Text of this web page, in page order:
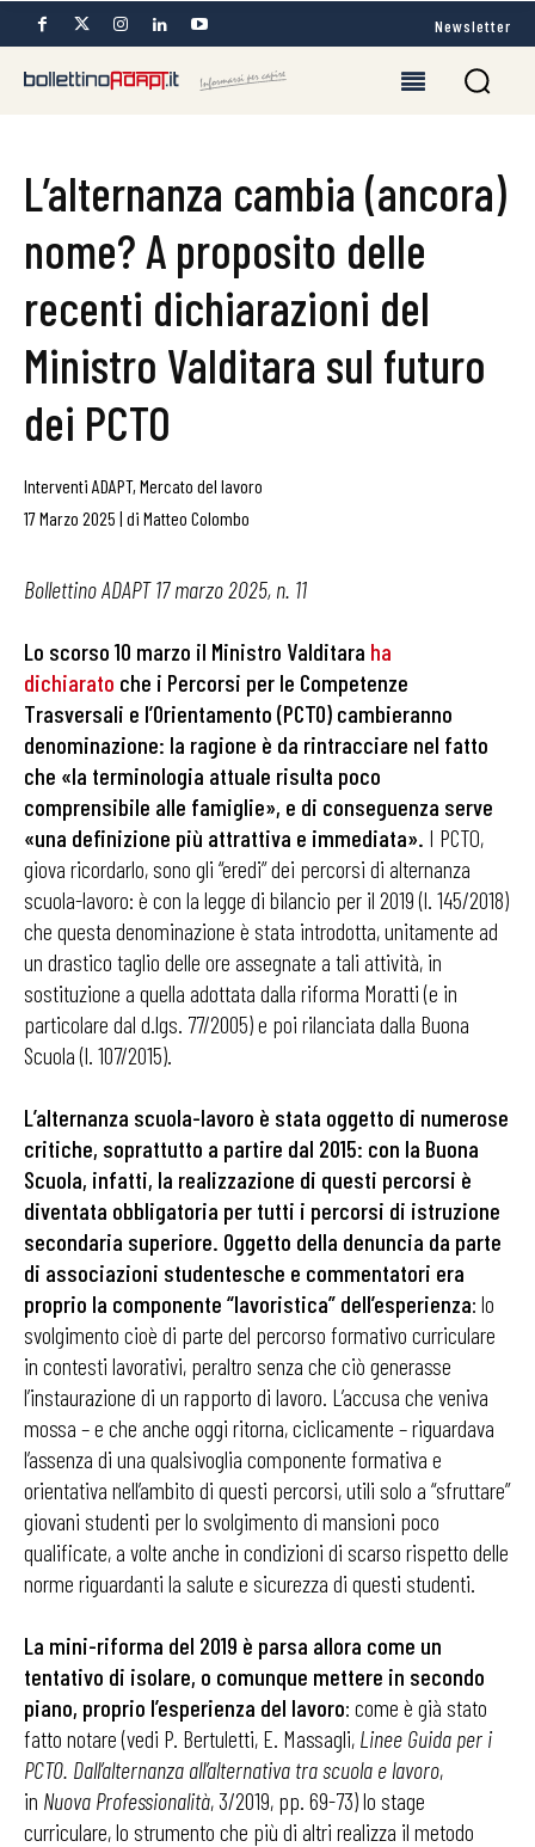
Newsletter
L’alternanza cambia (ancora)
nome? A proposito delle
recenti dichiarazioni del
Ministro Valditara sul futuro
dei PCTO
Interventi ADAPT, Mercato del lavoro
17 Marzo 2025 | di Matteo Colombo
Bollettino ADAPT 17 marzo 2025, n. 11
Lo scorso 10 marzo il Ministro Valditara ha
dichiarato che i Percorsi per le Competenze
Trasversali e l’Orientamento (PCTO) cambieranno
denominazione: la ragione è da rintracciare nel fatto
che «la terminologia attuale risulta poco
comprensibile alle famiglie», e di conseguenza serve
«una definizione più attrattiva e immediata». I PCTO,
giova ricordarlo, sono gli “eredi” dei percorsi di alternanza
scuola-lavoro: è con la legge di bilancio per il 2019 (l. 145/2018)
che questa denominazione è stata introdotta, unitamente ad
un drastico taglio delle ore assegnate a tali attività, in
sostituzione a quella adottata dalla riforma Moratti (e in
particolare dal d.lgs. 77/2005) e poi rilanciata dalla Buona
Scuola (l. 107/2015).
L’alternanza scuola-lavoro è stata oggetto di numerose
critiche, soprattutto a partire dal 2015: con la Buona
Scuola, infatti, la realizzazione di questi percorsi è
diventata obbligatoria per tutti i percorsi di istruzione
secondaria superiore. Oggetto della denuncia da parte
di associazioni studentesche e commentatori era
proprio la componente “lavoristica” dell’esperienza: lo
svolgimento cioè di parte del percorso formativo curriculare
in contesti lavorativi, peraltro senza che ciò generasse
l’instaurazione di un rapporto di lavoro. L’accusa che veniva
mossa – e che anche oggi ritorna, ciclicamente – riguardava
l’assenza di una qualsivoglia componente formativa e
orientativa nell’ambito di questi percorsi, utili solo a “sfruttare”
giovani studenti per lo svolgimento di mansioni poco
qualificate, a volte anche in condizioni di scarso rispetto delle
norme riguardanti la salute e sicurezza di questi studenti.
La mini-riforma del 2019 è parsa allora come un
tentativo di isolare, o comunque mettere in secondo
piano, proprio l’esperienza del lavoro: come è già stato
fatto notare (vedi P. Bertuletti, E. Massagli, Linee Guida per i
PCTO. Dall’alternanza all’alternativa tra scuola e lavoro,
in Nuova Professionalità, 3/2019, pp. 69-73) lo stage
curriculare, lo strumento che più di altri realizza il metodo